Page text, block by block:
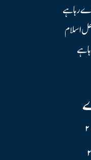
رہا ہے
اسلام
ہے